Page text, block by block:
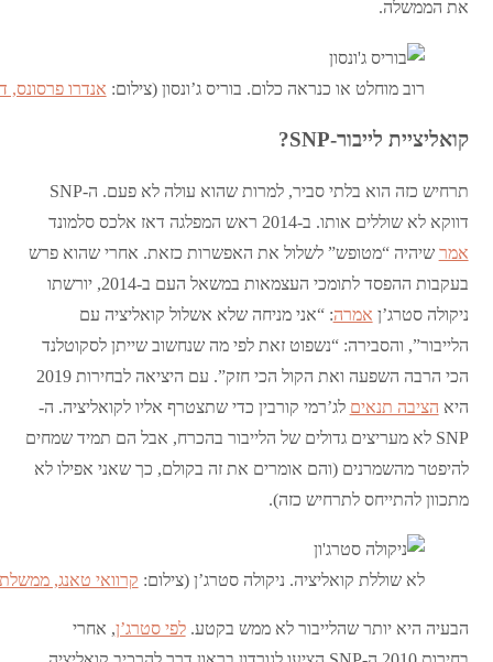
את הממשלה.
רוב מוחלט או כנראה כלום. בוריס ג’ונסון (צילום: אנדרו פרסונס,
קואליציית לייבור-SNP
?
תרחיש כזה הוא בלתי סביר, למרות שהוא עולה לא פעם. ה-SNP
דווקא לא שוללים אותו. ב-2014 ראש המפלגה דאז אלכס סלמונד
אמר שיהיה “מטופש” לשלול את האפשרות כזאת. אחרי שהוא פרש
בעקבות ההפסד לתומכי העצמאות במשאל העם ב-2014, יורשתו
ניקולה סטרג’ן אמרה: “אני מניחה שלא אשלול קואליציה עם
הלייבור”, והסבירה: “נשפוט זאת לפי מה שנחשוב שייתן לסקוטלנד
הכי הרבה השפעה ואת הקול הכי חזק”. עם היציאה לבחירות 2019
היא הציבה תנאים לג’רמי קורבין כדי שתצטרף אליו לקואליציה. ה-
SNP לא מעריצים גדולים של הלייבור בהכרח, אבל הם תמיד שמחים
להיפטר מהשמרנים (והם אומרים את זה בקולם, כך שאני אפילו לא
מתכוון להתייחס לתרחיש כזה).
לא שוללת קואליציה. ניקולה סטרג’ן (צילום: קרוואי טאנג,
הבעיה היא יותר שהלייבור לא ממש בקטע.לפי סטרג’ן, אחרי